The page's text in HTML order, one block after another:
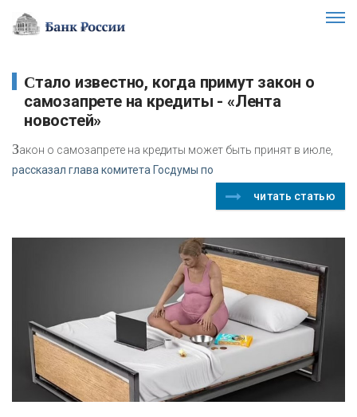
Стало известно, когда примут закон о
самозапрете на кредиты - «Лента
новостей»
Закон о самозапрете на кредиты может быть принят в июле,
рассказал глава комитета Госдумы по
читать статью